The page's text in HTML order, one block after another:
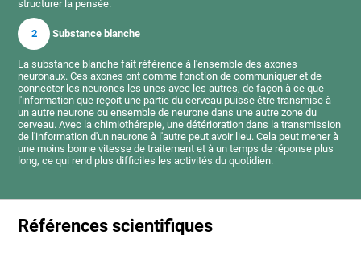
structurer la pensée.
2 Substance blanche
La substance blanche fait référence à l'ensemble des axones
neuronaux. Ces axones ont comme fonction de communiquer et de
connecter les neurones les unes avec les autres, de façon à ce que
l'information que reçoit une partie du cerveau puisse être transmise à
un autre neurone ou ensemble de neurone dans une autre zone du
cerveau. Avec la chimiothérapie, une détérioration dans la transmission
de l'information d'un neurone à l'autre peut avoir lieu. Cela peut mener à
une moins bonne vitesse de traitement et à un temps de réponse plus
long, ce qui rend plus difficiles les activités du quotidien.
Références scientifiques